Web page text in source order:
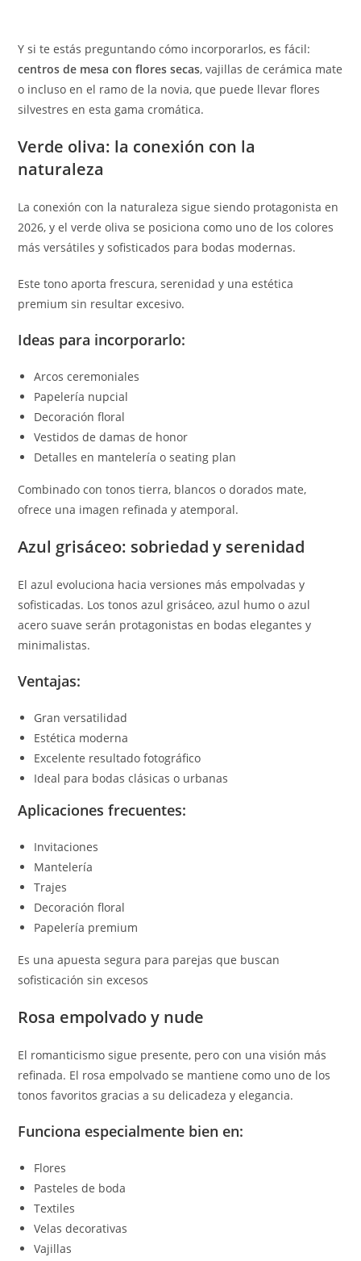
Y si te estás preguntando cómo incorporarlos, es fácil:
centros de mesa con flores secas, vajillas de cerámica mate
o incluso en el ramo de la novia, que puede llevar flores
silvestres en esta gama cromática.
Verde oliva: la conexión con la
naturaleza
La conexión con la naturaleza sigue siendo protagonista en
2026, y el verde oliva se posiciona como uno de los colores
más versátiles y sofisticados para bodas modernas.
Este tono aporta frescura, serenidad y una estética
premium sin resultar excesivo.
Ideas para incorporarlo:
Arcos ceremoniales
Papelería nupcial
Decoración floral
Vestidos de damas de honor
Detalles en mantelería o seating plan
Combinado con tonos tierra, blancos o dorados mate,
ofrece una imagen refinada y atemporal.
Azul grisáceo: sobriedad y serenidad
El azul evoluciona hacia versiones más empolvadas y
sofisticadas. Los tonos azul grisáceo, azul humo o azul
acero suave serán protagonistas en bodas elegantes y
minimalistas.
Ventajas:
Gran versatilidad
Estética moderna
Excelente resultado fotográfico
Ideal para bodas clásicas o urbanas
Aplicaciones frecuentes:
Invitaciones
Mantelería
Trajes
Decoración floral
Papelería premium
Es una apuesta segura para parejas que buscan
sofisticación sin excesos
Rosa empolvado y nude
El romanticismo sigue presente, pero con una visión más
refinada. El rosa empolvado se mantiene como uno de los
tonos favoritos gracias a su delicadeza y elegancia.
Funciona especialmente bien en:
Flores
Pasteles de boda
Textiles
Velas decorativas
Vajillas